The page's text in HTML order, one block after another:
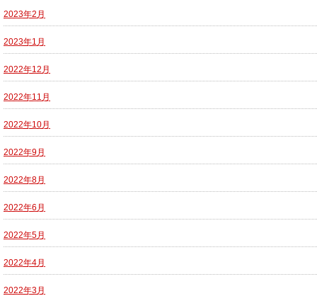
2023年2月
2023年1月
2022年12月
2022年11月
2022年10月
2022年9月
2022年8月
2022年6月
2022年5月
2022年4月
2022年3月